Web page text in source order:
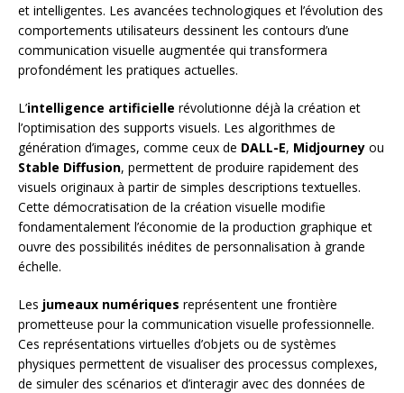
et intelligentes. Les avancées technologiques et l’évolution des
comportements utilisateurs dessinent les contours d’une
communication visuelle augmentée qui transformera
profondément les pratiques actuelles.
L’intelligence artificielle révolutionne déjà la création et
l’optimisation des supports visuels. Les algorithmes de
génération d’images, comme ceux de DALL-E, Midjourney ou
Stable Diffusion, permettent de produire rapidement des
visuels originaux à partir de simples descriptions textuelles.
Cette démocratisation de la création visuelle modifie
fondamentalement l’économie de la production graphique et
ouvre des possibilités inédites de personnalisation à grande
échelle.
Les jumeaux numériques représentent une frontière
prometteuse pour la communication visuelle professionnelle.
Ces représentations virtuelles d’objets ou de systèmes
physiques permettent de visualiser des processus complexes,
de simuler des scénarios et d’interagir avec des données de